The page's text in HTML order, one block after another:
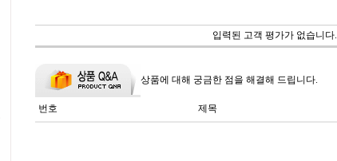
입력된 고객 평가가 없습니다.
상품에 대해 궁금한 점을 해결해 드립니다.
번호 제목